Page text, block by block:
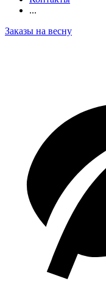
...
Заказы на весну